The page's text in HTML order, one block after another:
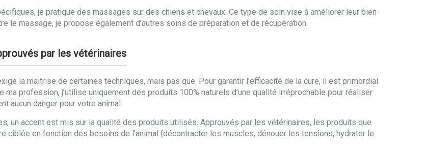
je pratique des massages sur des chiens et chevaux. Ce type de soin vise à améliorer leur bien-
le massage, je propose également d’autres soins de préparation et de récupération.
par les vétérinaires
la maitrise de certaines techniques, mais pas que. Pour garantir l’efficacité de la cure, il est primordial
profession, j’utilise uniquement des produits 100% naturels d’une qualité irréprochable pour réaliser
aucun danger pour votre animal.
un accent est mis sur la qualité des produits utilisés. Approuvés par les vétérinaires, les produits que
ciblée en fonction des besoins de l'animal (décontracter les muscles, dénouer les tensions, hydrater le